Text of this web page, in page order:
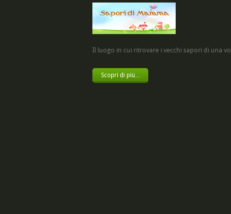
Il luogo in cui ritrovare i vecchi sapori di una
Scopri di più...